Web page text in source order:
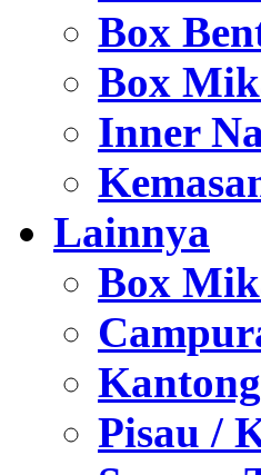
Box
Box
Inner
Lainnya
Box
Pisau /